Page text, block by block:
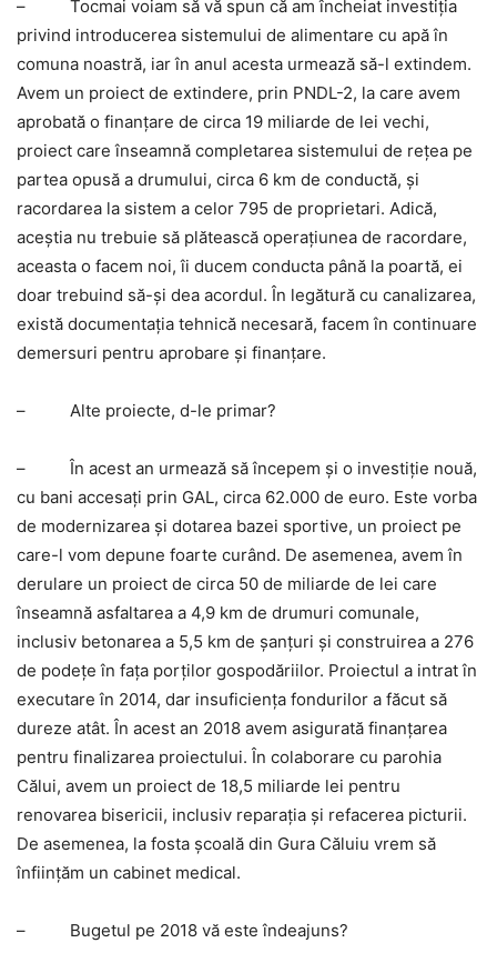
– Tocmai voiam să vă spun că am încheiat investiţia
privind introducerea sistemului de alimentare cu apă în
comuna noastră, iar în anul acesta urmează să-l extindem.
Avem un proiect de extindere, prin PNDL-2, la care avem
aprobată o finanţare de circa 19 miliarde de lei vechi,
proiect care înseamnă completarea sistemului de reţea pe
partea opusă a drumului, circa 6 km de conductă, şi
racordarea la sistem a celor 795 de proprietari. Adică,
aceştia nu trebuie să plătească operaţiunea de racordare,
aceasta o facem noi, îi ducem conducta până la poartă, ei
doar trebuind să-şi dea acordul. În legătură cu canalizarea,
există documentaţia tehnică necesară, facem în continuare
demersuri pentru aprobare şi finanţare.
– Alte proiecte, d-le primar?
– În acest an urmează să începem şi o investiţie nouă,
cu bani accesaţi prin GAL, circa 62.000 de euro. Este vorba
de modernizarea şi dotarea bazei sportive, un proiect pe
care-l vom depune foarte curând. De asemenea, avem în
derulare un proiect de circa 50 de miliarde de lei care
înseamnă asfaltarea a 4,9 km de drumuri comunale,
inclusiv betonarea a 5,5 km de şanţuri şi construirea a 276
de podeţe în faţa porţilor gospodăriilor. Proiectul a intrat în
executare în 2014, dar insuficienţa fondurilor a făcut să
dureze atât. În acest an 2018 avem asigurată finanţarea
pentru finalizarea proiectului. În colaborare cu parohia
Călui, avem un proiect de 18,5 miliarde lei pentru
renovarea bisericii, inclusiv reparaţia şi refacerea picturii.
De asemenea, la fosta şcoală din Gura Căluiu vrem să
înfiinţăm un cabinet medical.
– Bugetul pe 2018 vă este îndeajuns?